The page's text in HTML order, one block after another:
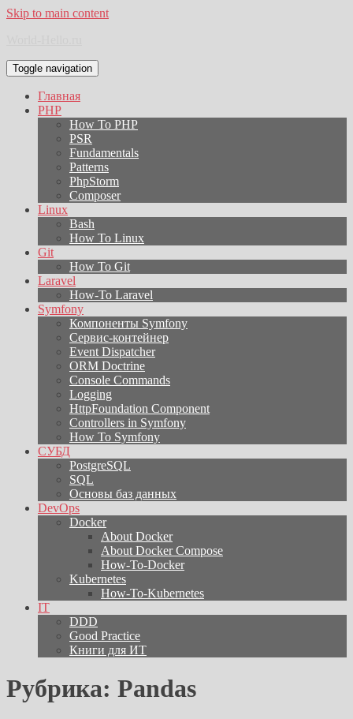
Skip to main content
Toggle navigation
Главная
PHP
How To PHP
PSR
Fundamentals
Patterns
PhpStorm
Composer
Linux
Bash
How To Linux
Git
How To Git
Laravel
How-To Laravel
Symfony
Компоненты Symfony
Сервис-контейнер
Event Dispatcher
ORM Doctrine
Console Commands
Logging
HttpFoundation Component
Controllers in Symfony
How To Symfony
СУБД
PostgreSQL
SQL
Основы баз данных
DevOps
Docker
About Docker
About Docker Compose
How-To-Docker
Kubernetes
How-To-Kubernetes
IT
DDD
Good Practice
Книги для ИТ
Рубрика: Pandas